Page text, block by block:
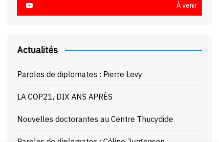
À venir
Actualités
Paroles de diplomates : Pierre Levy
LA COP21, DIX ANS APRÈS
Nouvelles doctorantes au Centre Thucydide